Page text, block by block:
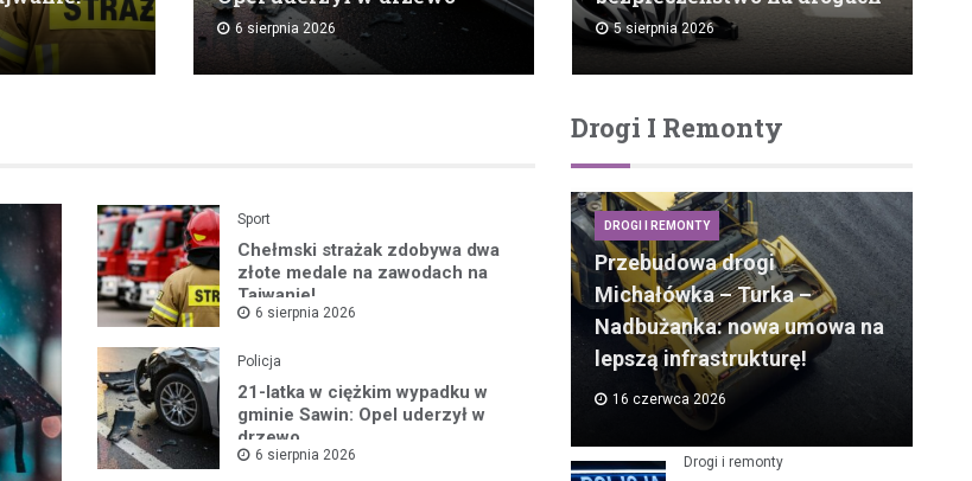
6 sierpnia 2026 5 sierpnia 2026
Sport
Chełmski strażak zdobywa dwa
złote medale na zawodach na
Tajwanie!
6 sierpnia 2026
Policja
21-latka w ciężkim wypadku w
gminie Sawin: Opel uderzył w
drzewo
6 sierpnia 2026
Drogi I Remonty
DROGI I REMONTY
Przebudowa drogi
Michałówka – Turka –
Nadbużanka: nowa umowa na
lepszą infrastrukturę!
16 czerwca 2026
Drogi i remonty